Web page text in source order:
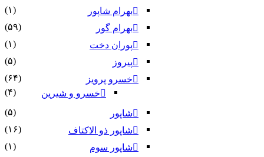
بهرام شاپور
(۱)
بهرام گور
(۵۹)
پوران دخت
(۱)
پیروز
(۵)
خسرو پرویز
(۶۴)
خسرو و شیرین
(۴)
شاپور
(۵)
شاپور ذو الاکتاف
(۱۶)
شاپور سوم‏
(۱)